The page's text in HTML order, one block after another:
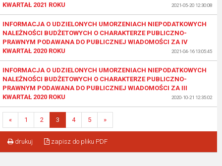
KWARTAŁ 2021 ROKU
2021-05-20 12:30:08
INFORMACJA O UDZIELONYCH UMORZENIACH NIEPODATKOWYCH
NALEŻNOŚCI BUDŻETOWYCH O CHARAKTERZE PUBLICZNO-
PRAWNYM PODAWANA DO PUBLICZNEJ WIADOMOŚCI ZA IV
KWARTAŁ 2020 ROKU
2021-04-16 13:05:45
INFORMACJA O UDZIELONYCH UMORZENIACH NIEPODATKOWYCH
NALEŻNOŚCI BUDŻETOWYCH O CHARAKTERZE PUBLICZNO-
PRAWNYM PODAWANA DO PUBLICZNEJ WIADOMOŚCI ZA III
KWARTAŁ 2020 ROKU
2020-10-21 12:35:02
« 1 2 3 4 5 »
drukuj zapisz do pliku PDF